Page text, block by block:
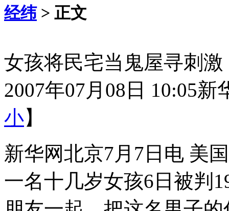
经纬> 正文
女孩将民宅当鬼屋寻刺
2007年07月08日 10:05新
小】
新华网北京7月7日电 美
一名十几岁女孩6日被判